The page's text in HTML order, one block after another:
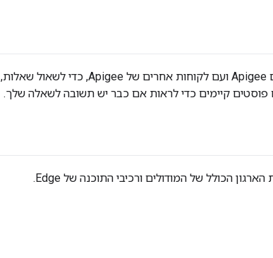
היא משאב חינמי שבו ניתן ליצור קשר עם Apigee ועם לקוחות אחרים של Apigee, כדי לשאול שאלות,
פוסטים קיימים כדי לראות אם כבר יש תשובה לשאלה שלך.